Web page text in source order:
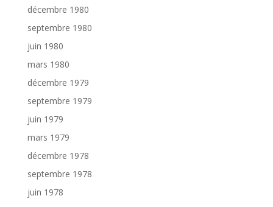
décembre 1980
septembre 1980
juin 1980
mars 1980
décembre 1979
septembre 1979
juin 1979
mars 1979
décembre 1978
septembre 1978
juin 1978